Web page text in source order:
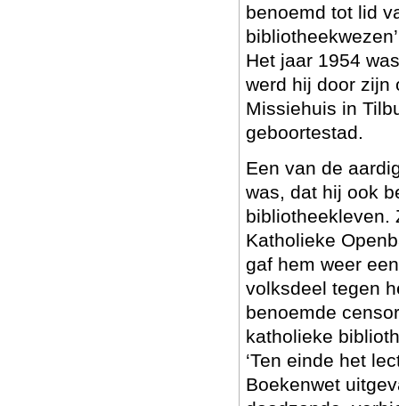
benoemd tot lid
Het jaar 1954
werd hij door zijn
Missiehuis in
geboortestad.
Een van de
was, dat hij ook
bibliotheekleven.
Katholieke
gaf hem weer
volksdeel tegen
benoemde
katholieke
‘Ten einde het
Boekenwet